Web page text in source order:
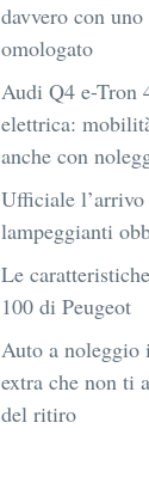
davvero con
omologato
Audi Q4 e-Tron
elettrica:
anche con
Ufficiale
lampeggianti
Le
100 di Peugeot
Auto a noleggio
extra che non ti
del ritiro